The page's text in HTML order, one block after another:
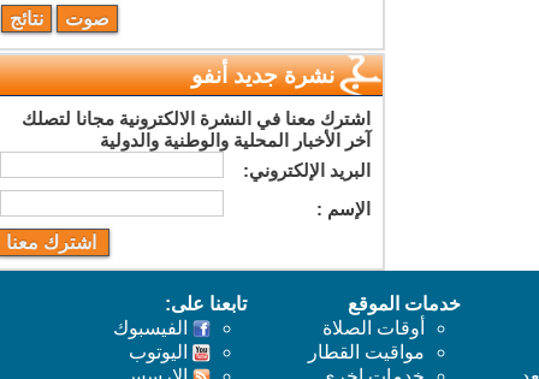
نشرة جديد أنفو
اشترك معنا في النشرة الالكترونية مجانا لتصلك
آخر الأخبار المحلية والوطنية والدولية
البريد اﻹلكتروني:
اﻹسم :
خدمات الموقع
أوقات الصلاة
مواقيت القطار
تابعنا على:
الفيسبوك
اليوتوب